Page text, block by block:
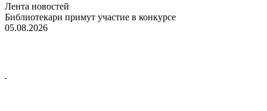
Лента новостей
Библиотекари примут участие в конкурсе
05.08.2026